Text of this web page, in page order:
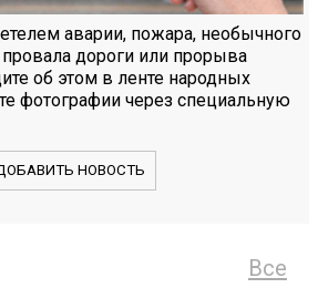
аварии, пожара, необычного
провала дороги или прорыва
об этом в ленте народных
фотографии через специальную
НОВОСТЬ
Все